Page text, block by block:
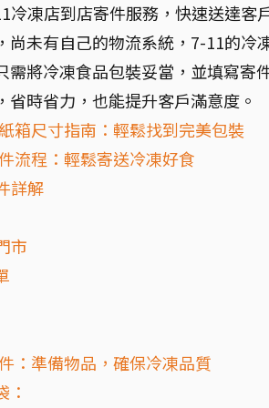
冷凍店到店寄件服務，快速送達客
尚未有自己的物流系統，7-11的冷
需將冷凍食品包裝妥當，並填寫寄
省時省力，也能提升客戶滿意度。
箱尺寸指南：輕鬆找到完美包裝
流程：輕鬆寄送冷凍好食
詳解
市
：準備物品，確保冷凍品質
：